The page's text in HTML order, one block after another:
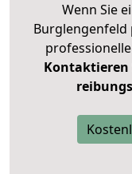
Wenn Sie
Burglengenfeld
Kontaktieren